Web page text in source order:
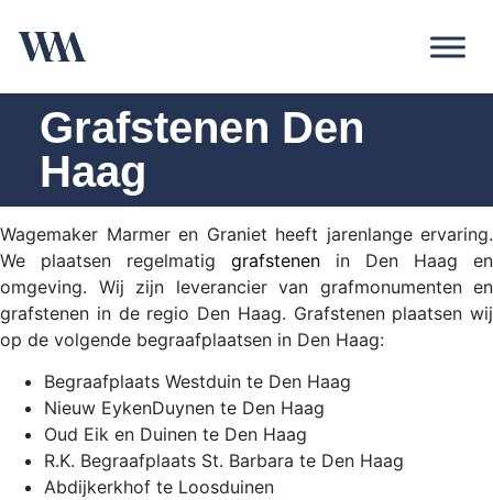
Grafstenen Den
Haag
Wagemaker Marmer en Graniet heeft jarenlange ervaring.
We plaatsen regelmatig grafstenen in Den Haag en
omgeving. Wij zijn leverancier van grafmonumenten en
grafstenen in de regio Den Haag. Grafstenen plaatsen wij
op de volgende begraafplaatsen in Den Haag:
Begraafplaats Westduin te Den Haag
Nieuw EykenDuynen te Den Haag
Oud Eik en Duinen te Den Haag
R.K. Begraafplaats St. Barbara te Den Haag
Abdijkerkhof te Loosduinen